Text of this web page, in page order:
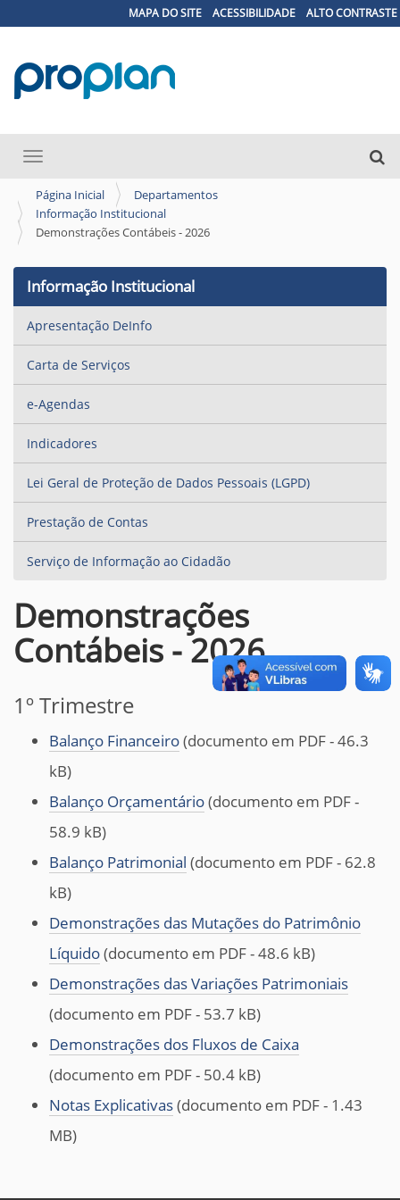
Busca
MAPA DO SITE ACESSIBILIDADE ALTO CONTRASTE
Toggle navigation
Página Inicial
Departamentos
Informação Institucional
Demonstrações Contábeis - 2026
Informação Institucional
Apresentação DeInfo
Carta de Serviços
e-Agendas
Indicadores
Lei Geral de Proteção de Dados Pessoais (LGPD)
Prestação de Contas
Serviço de Informação ao Cidadão
Demonstrações
Contábeis - 2026
1º Trimestre
Balanço Financeiro(documento em PDF - 46.3
kB)
Balanço Orçamentário(documento em PDF -
58.9 kB)
Balanço Patrimonial (documento em PDF - 62.8
kB)
Demonstrações das Mutações do Patrimônio
Líquido(documento em PDF - 48.6 kB)
Demonstrações das Variações Patrimoniais
(documento em PDF - 53.7 kB)
Demonstrações dos Fluxos de Caixa
(documento em PDF - 50.4 kB)
Notas Explicativas(documento em PDF - 1.43
MB)